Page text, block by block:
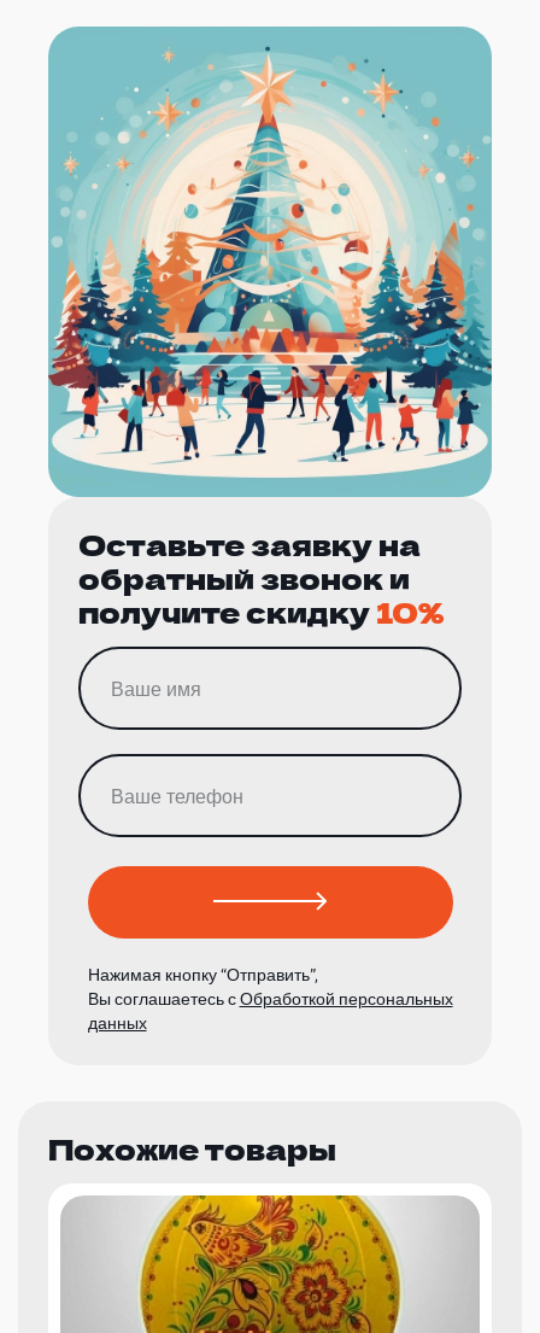
Оставьте заявку на
обратный звонок и
получите скидку10%
Нажимая кнопку “Отправить”,
Вы соглашаетесь сОбработкой персональных
данных
Похожие товары